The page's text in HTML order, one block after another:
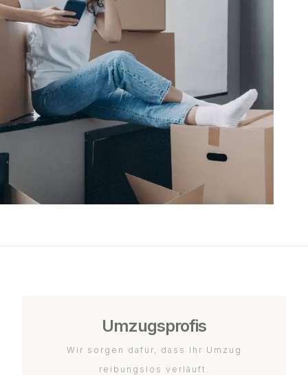
Umzugsprofis
Wir sorgen dafür, dass Ihr Umzug
reibungslos verläuft.